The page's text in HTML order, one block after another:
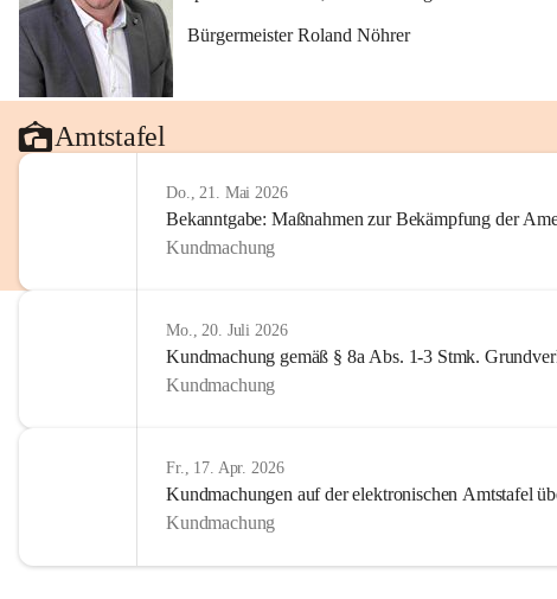
Bürgermeister Roland Nöhrer
Amtstafel
Do., 21. Mai 2026
Bekanntgabe: Maßnahmen zur Bekämpfung der
Kundmachung
Mo., 20. Juli 2026
Kundmachung gemäß § 8a Abs. 1-3 Stmk.
Kundmachung
Fr., 17. Apr. 2026
Kundmachungen auf der elektronischen Amtstafel
Kundmachung